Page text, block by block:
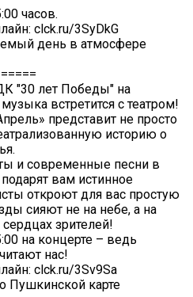
часов.
clck.ru/3SyDkG
день в атмосфере
"30 лет Победы" на
встретится с театром!
представит не просто
историю о
и современные песни в
вам истинное
откроют для вас простую
сияют не на небе, а на
зрителей!
на концерте – ведь
нас!
clck.ru/3Sv9Sa
Пушкинской карте